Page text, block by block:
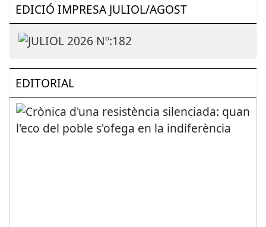
EDICIÓ IMPRESA JULIOL/AGOST
EDITORIAL